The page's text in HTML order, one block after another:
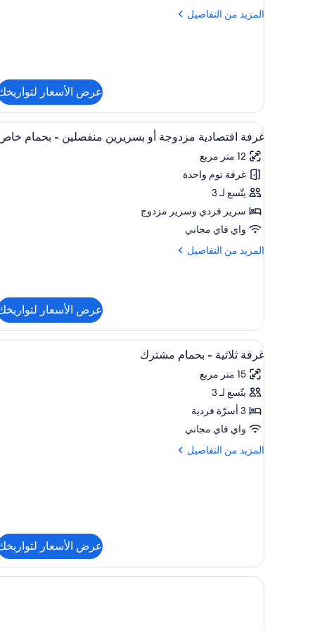
(Bed
المزيد من التفاصيل
المزيد
in
6-
Bed
Mixed
Dorm)
عرض الأسعار
استعراض
جميع
صور
غرفة
اقتصادية
مزدوجة
أو
بسريرين
منفصلين
مكواة/لوح كي وواي فاي مجانًا
1
غرفة اقتصادية مزدوجة أو بسريرين منفصلين - بحمام
12 متر مربع
غرفة نوم واحدة
يتّسع لـ 3
سرير فردي‫‬ وسرير مزدوج
واي فاي مجاني
المزيد من التفاصيل
المزيد
مزدوجة
أو
بسريرين
منفصلين
بحمام
خاص
عرض الأسعار
استعراض
جميع
صور
غرفة
ثلاثية
-
بحمام
مشترك
مكواة/لوح كي وواي فاي مجانًا
1
غرفة ثلاثية - بحمام مشترك
15 متر مربع
يتّسع لـ 3
3 أسرّة فردية
واي فاي مجاني
المزيد من التفاصيل
المزيد
عرض الأسعار